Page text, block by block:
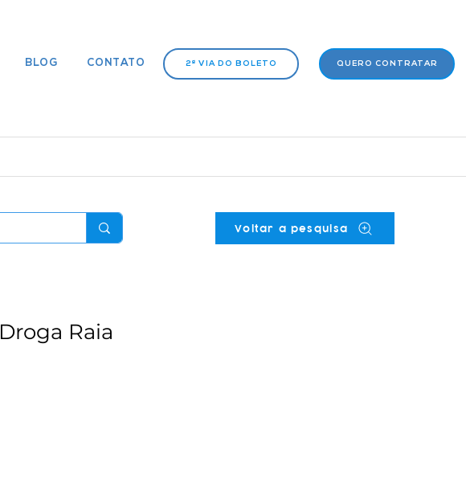
BLOG CONTATO 2ª VIA DO BOLETO QUERO CONTRATAR
Voltar a pesquisa
Droga Raia